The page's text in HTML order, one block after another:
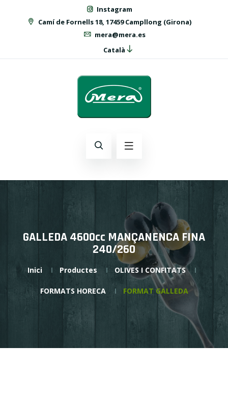
Instagram
Camí de Fornells 18, 17459 Campllong (Girona)
mera@mera.es
Català
GALLEDA 4600cc MANÇANENCA FINA
240/260
Inici Productes OLIVES I CONFITATS
FORMATS HORECA FORMAT GALLEDA